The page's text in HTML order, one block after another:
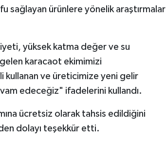
sağlayan ürünlere yönelik araştırmalar
yüksek katma değer ve su
karacaot ekimimizi
kullanan ve üreticimize yeni gelir
edeceğiz" ifadelerini kullandı.
ücretsiz olarak tahsis edildiğini
dolayı teşekkür etti.